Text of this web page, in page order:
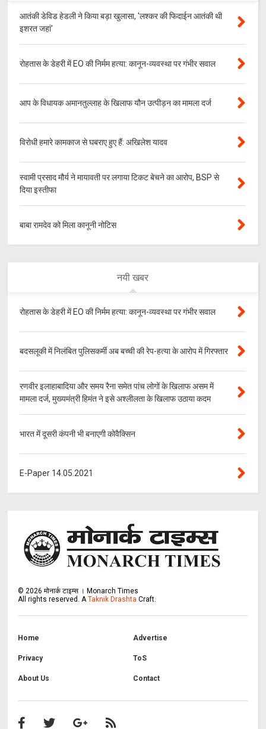
आतंकी डेविड हेडली ने किया बड़ा खुलासा, 'लश्‍कर की फिदाईन आतंकी थी
इशरत जहां'
रोहतास के डेहरी में EO की निर्मम हत्या: कानून-व्यवस्था पर गंभीर सवाल
आप के विधायक अमानतुल्लाह के खिलाफ यौन उत्पीड़न का मामला दर्ज
विरोधी हमारे कामकाज से घबराए हुए हैं: अखिलेश यादव
स्वामी प्रसाद मौर्य ने मायावती पर लगाया टिकट बेचने का आरोप, BSP से
दिया इस्तीफा
बाबा रामदेव को मिला कानूनी नोटिस
नयी खबर
रोहतास के डेहरी में EO की निर्मम हत्या: कानून-व्यवस्था पर गंभीर सवाल
बदसलूकी में निलंबित पुलिसकर्मी अब बच्ची की रेप-हत्या के आरोप में गिरफ्तार
रणवीर इलाहाबादिया और समय रैना समेत पांच लोगों के खिलाफ असम में
मामला दर्ज, मुख्यमंत्री हिमंत ने इसे अश्लीलता के खिलाफ उठाया कदम
भारत में दूसरी कंपनी भी बनाएगी कोवैक्सिन
E-Paper 14.05.2021
©2026 मोनार्क टाइम्स । Monarch Times
All rights reserved. ATaknik Drashta Craft.
Home Advertise
Privacy ToS
About Us Contact